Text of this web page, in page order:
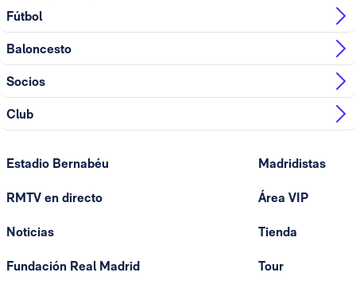
Fútbol
Baloncesto
Socios
Club
Estadio Bernabéu
RMTV en directo
Noticias
Fundación Real Madrid
Madridistas
Área VIP
Tienda
Tour